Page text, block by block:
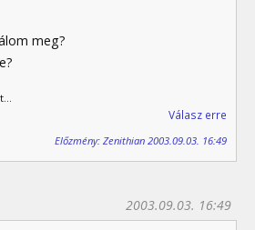
meg?
Válasz erre
Előzmény: Zenithian 2003.09.03. 16:49
2003.09.03. 16:49